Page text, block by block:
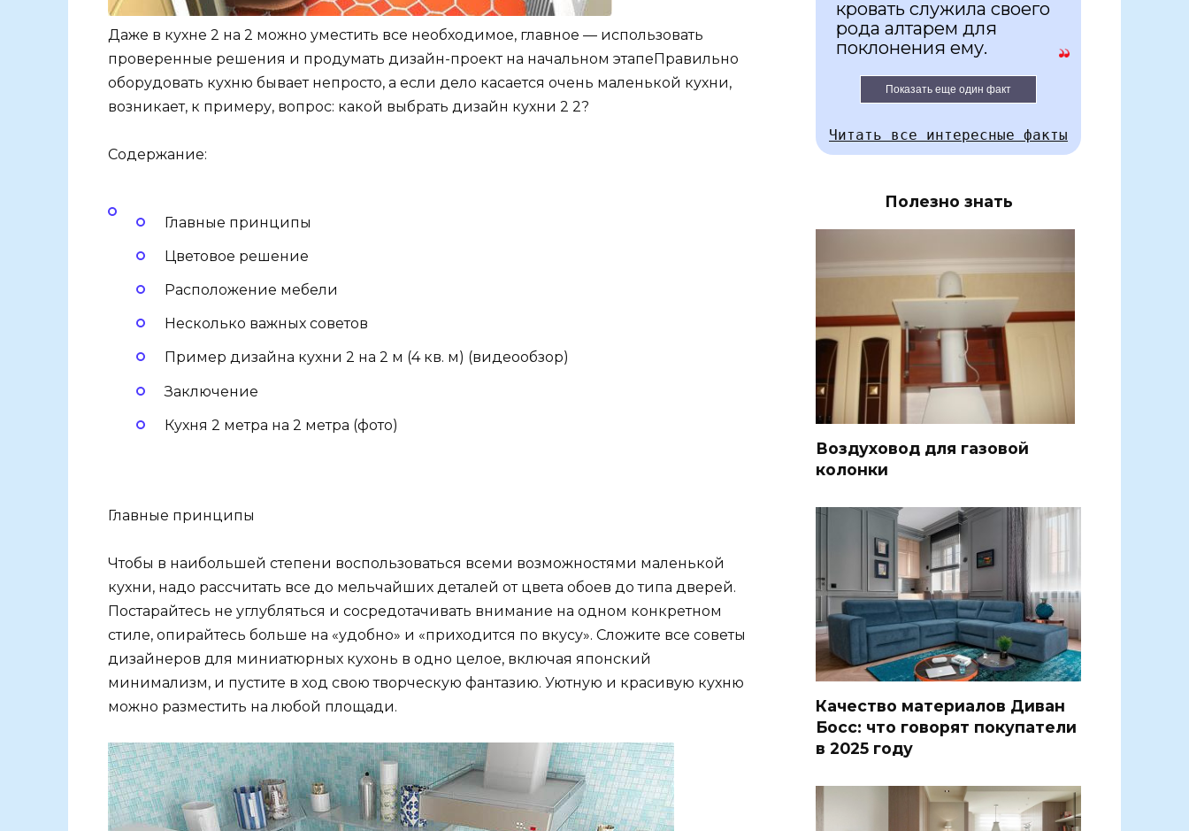
Даже в кухне 2 на 2 можно уместить все необходимое, главное — использовать
проверенные решения и продумать дизайн-проект на начальном этапеПравильно
оборудовать кухню бывает непросто, а если дело касается очень маленькой кухни,
возникает, к примеру, вопрос: какой выбрать дизайн кухни 2 2?
Содержание:
Главные принципы
Цветовое решение
Расположение мебели
Несколько важных советов
Пример дизайна кухни 2 на 2 м (4 кв. м) (видеообзор)
Заключение
Кухня 2 метра на 2 метра (фото)
Главные принципы
Чтобы в наибольшей степени воспользоваться всеми возможностями маленькой
кухни, надо рассчитать все до мельчайших деталей от цвета обоев до типа дверей.
Постарайтесь не углубляться и сосредотачивать внимание на одном конкретном
стиле, опирайтесь больше на «удобно» и «приходится по вкусу». Сложите все советы
дизайнеров для миниатюрных кухонь в одно целое, включая японский
минимализм, и пустите в ход свою творческую фантазию. Уютную и красивую кухню
можно разместить на любой площади.
кровать служила своего
рода алтарем для
поклонения ему.
Показать еще один факт
Читать все интересные факты
Полезно знать
Воздуховод для газовой
колонки
Качество материалов Диван
Босс: что говорят покупатели
в 2025 году